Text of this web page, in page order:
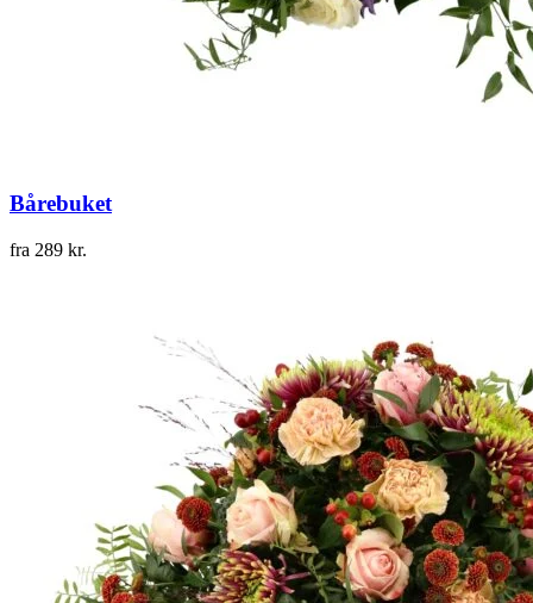
Bårebuket
fra 289 kr.